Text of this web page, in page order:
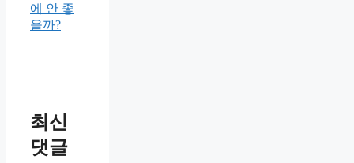
에 안 좋
을까?
최신
댓글